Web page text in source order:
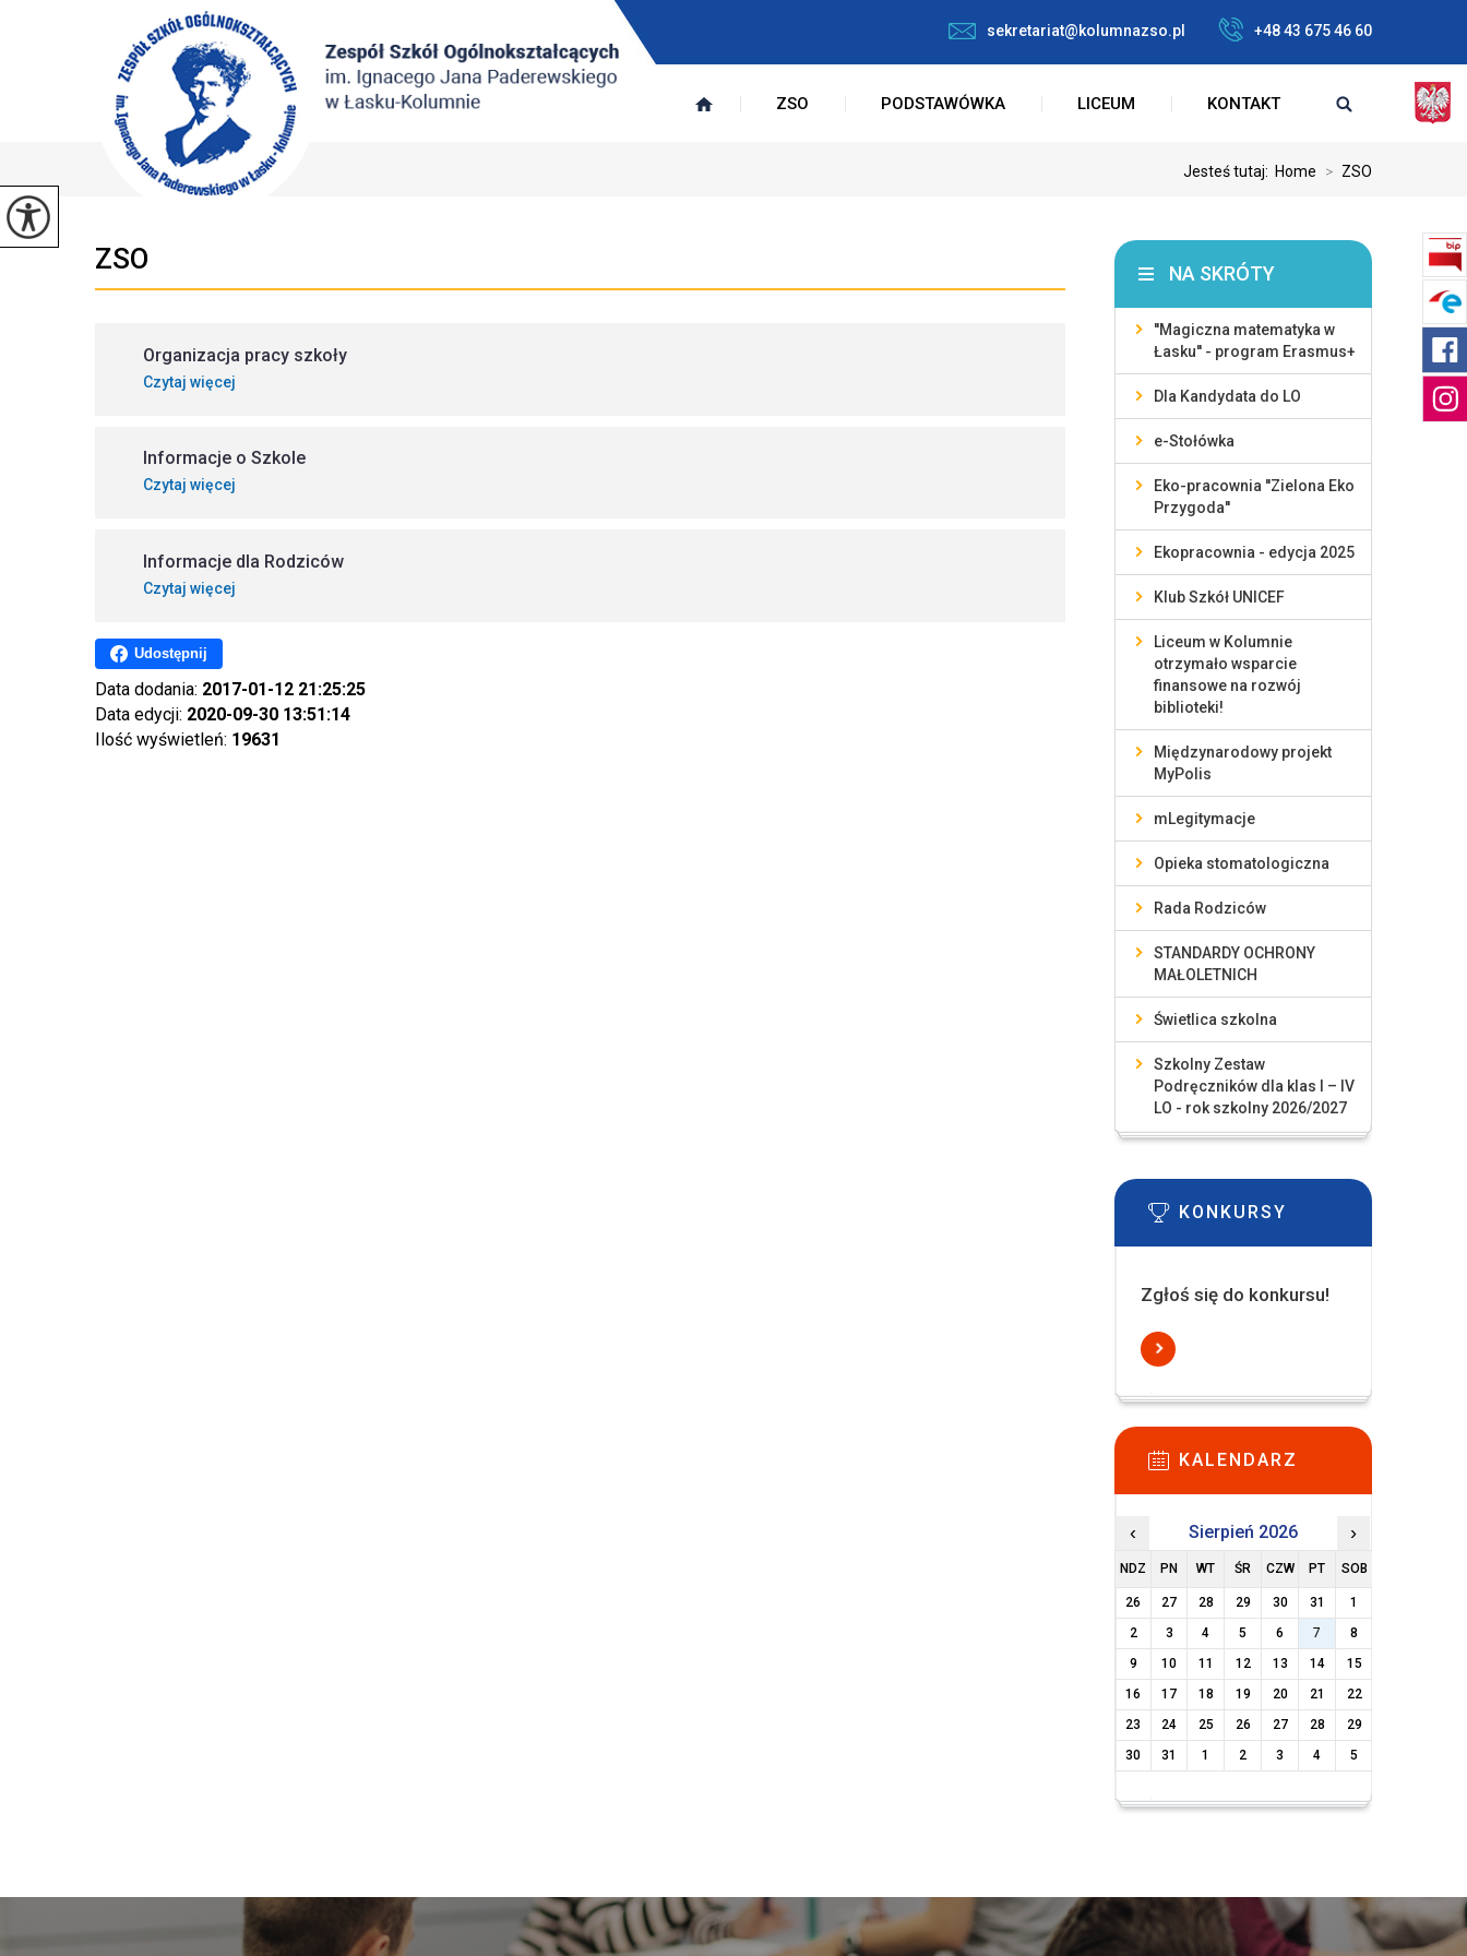
sekretariat@kolumnazso.pl +48 43 675 46 60
ZSO PODSTAWÓWKA LICEUM KONTAKT
Jesteś tutaj: Home > ZSO
ZSO
Organizacja pracy szkoły
Czytaj więcej
Informacje o Szkole
Czytaj więcej
Informacje dla Rodziców
Czytaj więcej
Udostępnij
Data dodania: 2017-01-12 21:25:25
Data edycji: 2020-09-30 13:51:14
Ilość wyświetleń: 19631
NA SKRÓTY
''Magiczna matematyka w
Łasku'' - program Erasmus+
Dla Kandydata do LO
e-Stołówka
Eko-pracownia ''Zielona Eko
Przygoda''
Ekopracownia - edycja 2025
Klub Szkół UNICEF
Liceum w Kolumnie
otrzymało wsparcie
finansowe na rozwój
biblioteki!
Międzynarodowy projekt
MyPolis
mLegitymacje
Opieka stomatologiczna
Rada Rodziców
STANDARDY OCHRONY
MAŁOLETNICH
Świetlica szkolna
Szkolny Zestaw
Podręczników dla klas I – IV
LO - rok szkolny 2026/2027
KONKURSY
Zgłoś się do konkursu!
KALENDARZ
‹ Sierpień 2026 ›
NDZ PN WT ŚR CZW PT SOB
26 27 28 29 30 31
1
2
3 4 5 6 7
8
9
10 11 12 13 14
15
16
17 18 19 20 21
22
23
24 25 26 27 28
29
30
31 1 2 3 4 5